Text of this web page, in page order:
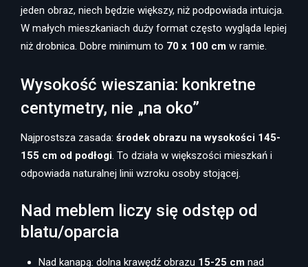
jeden obraz, niech będzie większy, niż podpowiada intuicja.
W małych mieszkaniach duży format często wygląda lepiej
niż drobnica. Dobre minimum to 70 x 100 cm w ramie.
Wysokość wieszania: konkretne
centymetry, nie „na oko”
Najprostsza zasada: środek obrazu na wysokości 145-
155 cm od podłogi. To działa w większości mieszkań i
odpowiada naturalnej linii wzroku osoby stojącej.
Nad meblem liczy się odstęp od
blatu/oparcia
Nad kanapą: dolna krawędź obrazu 15-25 cm nad